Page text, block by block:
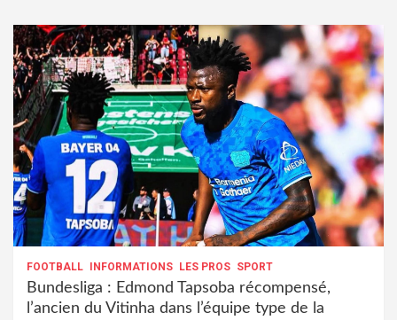
FOOTBALL INFORMATIONS LES PROS SPORT
Bundesliga : Edmond Tapsoba récompensé,
l’ancien du Vitinha dans l’équipe type de la